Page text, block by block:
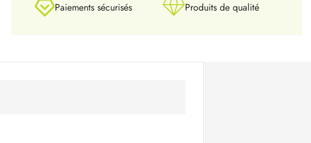
Paiements sécurisés Produits de qualité